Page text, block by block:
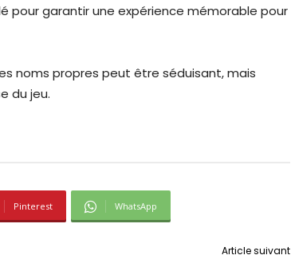
pour garantir une expérience mémorable pour
noms propres peut être séduisant, mais
du jeu.
Pinterest WhatsApp
Article suivant